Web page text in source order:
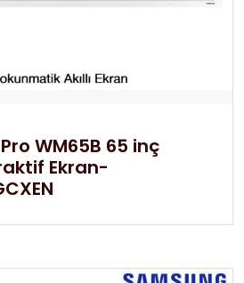
WM65B 65 inç
Ekran-